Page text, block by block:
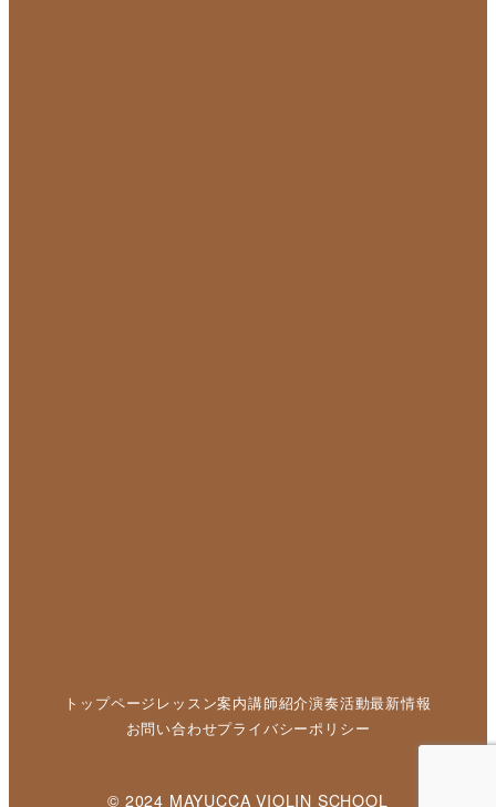
トップページ レッスン案内講師紹介演奏活動最新情報
お問い合わせプライバシーポリシー
© 2024 MAYUCCA VIOLIN SCHOOL